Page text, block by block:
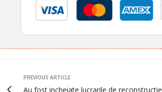
PREVIOUS ARTICLE
Au fost incheiate lucrarile de reconstructie